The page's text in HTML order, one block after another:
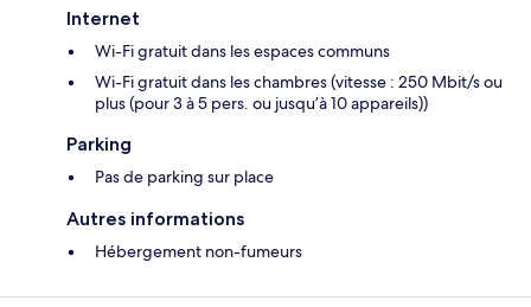
Internet
Wi-Fi gratuit dans les espaces communs
Wi-Fi gratuit dans les chambres (vitesse : 250 Mbit/s ou
plus (pour 3 à 5 pers. ou jusqu’à 10 appareils))
Parking
Pas de parking sur place
Autres informations
Hébergement non-fumeurs